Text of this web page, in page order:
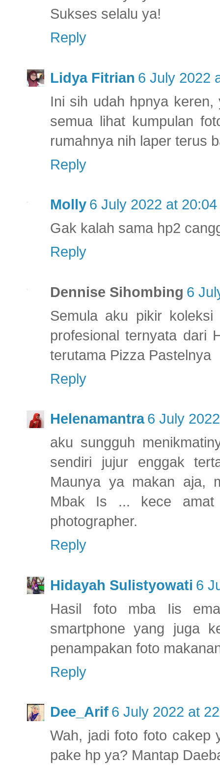
Sukses selalu ya!
Reply
Lidya Fitrian 6 July 2022
Ini sih udah hpnya
semua lihat kumpulan
rumahnya nih laper terus
Reply
Molly 6 July 2022 at 20:04
Gak kalah sama hp2
Reply
Dennise Sihombing 6
Semula aku pikir
profesional ternyata dari
terutama Pizza Pastelnya
Reply
Helenamantra 6 July
aku sungguh
sendiri jujur enggak
Maunya ya makan aja,
Mbak Is ... kece
photographer.
Reply
Hidayah Sulistyowati 6
Hasil foto mba Iis
smartphone yang juga
penampakan foto
Reply
Dee_Arif 6 July 2022 at
Wah, jadi foto foto cakep
pake hp ya? Mantap